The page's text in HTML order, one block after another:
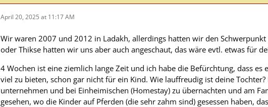
April 20, 2025 at 11:17 AM
Wir waren 2007 und 2012 in Ladakh, allerdings hatten wir den
oder Thikse hatten wir uns aber auch angeschaut, das wäre evtl. etwas für
4 Wochen ist eine ziemlich lange Zeit und ich habe die Befürchtung, dass
viel zu bieten, schon gar nicht für ein Kind. Wie lauffreudig ist deine
unternehmen und bei Einheimischen (Homestay) zu übernachten und am
gesehen, wo die Kinder auf Pferden (die sehr zahm sind) gesessen haben,